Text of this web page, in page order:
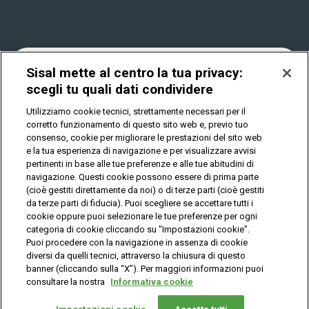
Vuoi giocare
Play Your Date
News
Cookies
Privacy
IL GIOCO È VIETATO AI MINORI E PUÒ CAUSARE
DIPENDENZA PATOLOGICA
© Copyright Sisal Italia S.p.A. - P.I. 02433760135
Privacy Cookies
Mappa
del
Sisal mette al centro la tua privacy:
scegli tu quali dati condividere
Utilizziamo cookie tecnici, strettamente necessari per il
corretto funzionamento di questo sito web e, previo tuo
consenso, cookie per migliorare le prestazioni del sito web
e la tua esperienza di navigazione e per visualizzare avvisi
pertinenti in base alle tue preferenze e alle tue abitudini di
navigazione. Questi cookie possono essere di prima parte
(cioè gestiti direttamente da noi) o di terze parti (cioè gestiti
da terze parti di fiducia). Puoi scegliere se accettare tutti i
cookie oppure puoi selezionare le tue preferenze per ogni
categoria di cookie cliccando su "Impostazioni cookie".
Puoi procedere con la navigazione in assenza di cookie
diversi da quelli tecnici, attraverso la chiusura di questo
banner (cliccando sulla “X”). Per maggiori informazioni puoi
consultare la nostra Informativa cookie